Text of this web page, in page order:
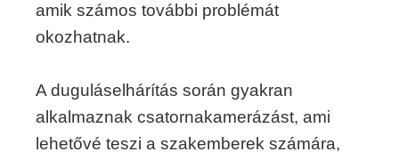
amik számos további problémát
okozhatnak.
A duguláselhárítás során gyakran
alkalmaznak csatornakamerázást, ami
lehetővé teszi a szakemberek számára,